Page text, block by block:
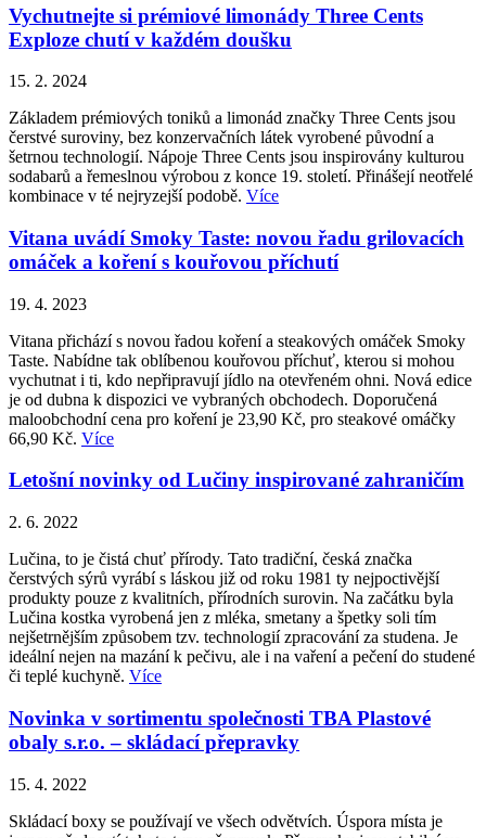
Vychutnejte si prémiové limonády Three Cents
Exploze chutí v každém doušku
15. 2. 2024
Základem prémiových toniků a limonád značky Three Cents jsou
čerstvé suroviny, bez konzervačních látek vyrobené původní a
šetrnou technologií. Nápoje Three Cents jsou inspirovány kulturou
sodabarů a řemeslnou výrobou z konce 19. století. Přinášejí neotřelé
kombinace v té nejryzejší podobě. Více
Vitana uvádí Smoky Taste: novou řadu grilovacích
omáček a koření s kouřovou příchutí
19. 4. 2023
Vitana přichází s novou řadou koření a steakových omáček Smoky
Taste. Nabídne tak oblíbenou kouřovou příchuť, kterou si mohou
vychutnat i ti, kdo nepřipravují jídlo na otevřeném ohni. Nová edice
je od dubna k dispozici ve vybraných obchodech. Doporučená
maloobchodní cena pro koření je 23,90 Kč, pro steakové omáčky
66,90 Kč. Více
Letošní novinky od Lučiny inspirované zahraničím
2. 6. 2022
Lučina, to je čistá chuť přírody. Tato tradiční, česká značka
čerstvých sýrů vyrábí s láskou již od roku 1981 ty nejpoctivější
produkty pouze z kvalitních, přírodních surovin. Na začátku byla
Lučina kostka vyrobená jen z mléka, smetany a špetky soli tím
nejšetrnějším způsobem tzv. technologií zpracování za studena. Je
ideální nejen na mazání k pečivu, ale i na vaření a pečení do studené
či teplé kuchyně. Více
Novinka v sortimentu společnosti TBA Plastové
obaly s.r.o. – skládací přepravky
15. 4. 2022
Skládací boxy se používají ve všech odvětvích. Úspora místa je